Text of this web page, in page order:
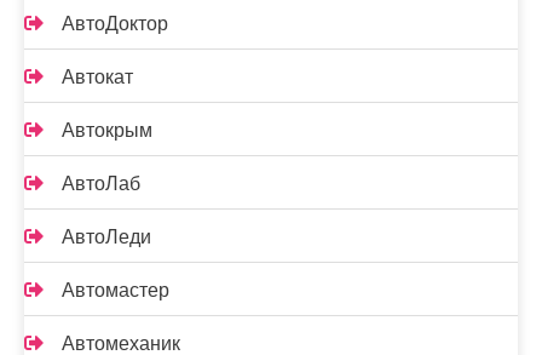
АвтоДоктор
Автокат
Автокрым
АвтоЛаб
АвтоЛеди
Автомастер
Автомеханик